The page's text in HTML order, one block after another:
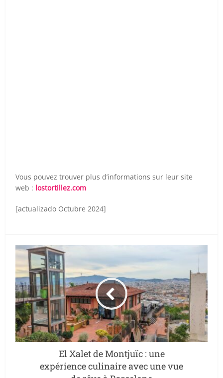
Vous pouvez trouver plus d’informations sur leur site
web : lostortillez.com
[actualizado Octubre 2024]
El Xalet de Montjuïc : une
expérience culinaire avec une vue